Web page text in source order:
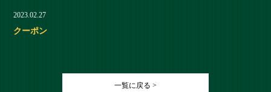
2023.02.27
クーポン
一覧に戻る >